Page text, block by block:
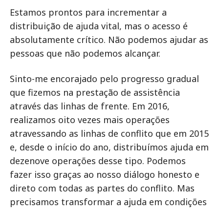
Estamos prontos para incrementar a
distribuição de ajuda vital, mas o acesso é
absolutamente crítico. Não podemos ajudar as
pessoas que não podemos alcançar.
Sinto-me encorajado pelo progresso gradual
que fizemos na prestação de assistência
através das linhas de frente. Em 2016,
realizamos oito vezes mais operações
atravessando as linhas de conflito que em 2015
e, desde o início do ano, distribuímos ajuda em
dezenove operações desse tipo. Podemos
fazer isso graças ao nosso diálogo honesto e
direto com todas as partes do conflito. Mas
precisamos transformar a ajuda em condições